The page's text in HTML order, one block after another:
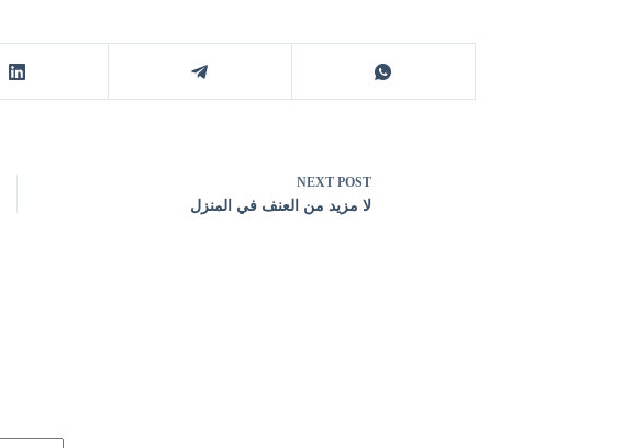
NEXT POST
لا مزيد من العنف في المنزل